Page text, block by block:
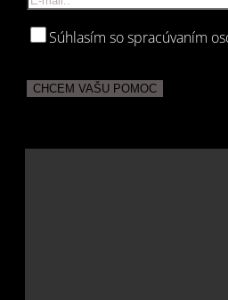
Súhlasím so spracúvaním